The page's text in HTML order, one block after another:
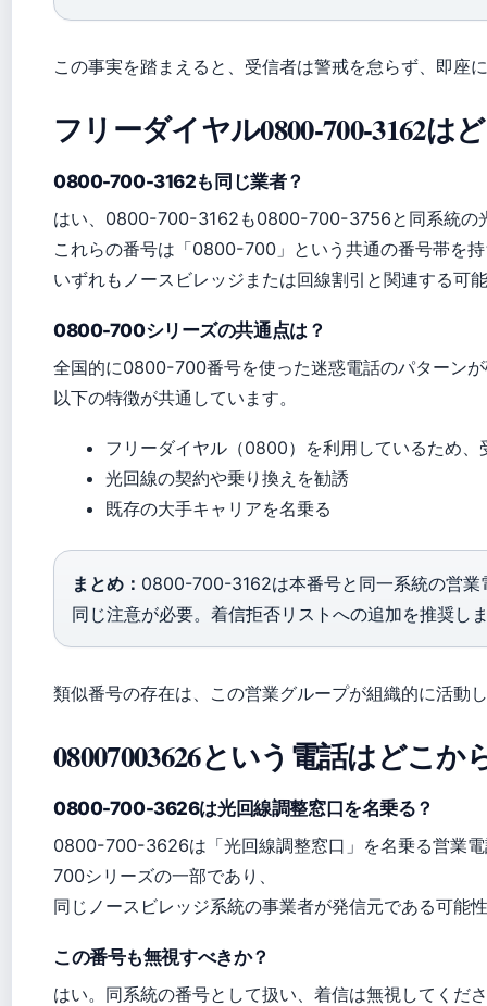
この事実を踏まえると、受信者は警戒を怠らず、即座
フリーダイヤル0800-700-3162は
0800-700-3162も同じ業者？
はい、0800-700-3162も0800-700-3756と同系統の
これらの番号は「0800-700」という共通の番号帯を
いずれもノースビレッジまたは回線割引と関連する可
0800-700シリーズの共通点は？
全国的に0800-700番号を使った迷惑電話のパターン
以下の特徴が共通しています。
フリーダイヤル（0800）を利用しているため、
光回線の契約や乗り換えを勧誘
既存の大手キャリアを名乗る
まとめ： 0800-700-3162は本番号と同一系統の営業
同じ注意が必要。着信拒否リストへの追加を推奨し
類似番号の存在は、この営業グループが組織的に活動
08007003626という電話はどこ
0800-700-3626は光回線調整窓口を名乗る？
0800-700-3626は「光回線調整窓口」を名乗る営業
700シリーズの一部であり、
同じノースビレッジ系統の事業者が発信元である可能
この番号も無視すべきか？
はい。同系統の番号として扱い、着信は無視してくだ